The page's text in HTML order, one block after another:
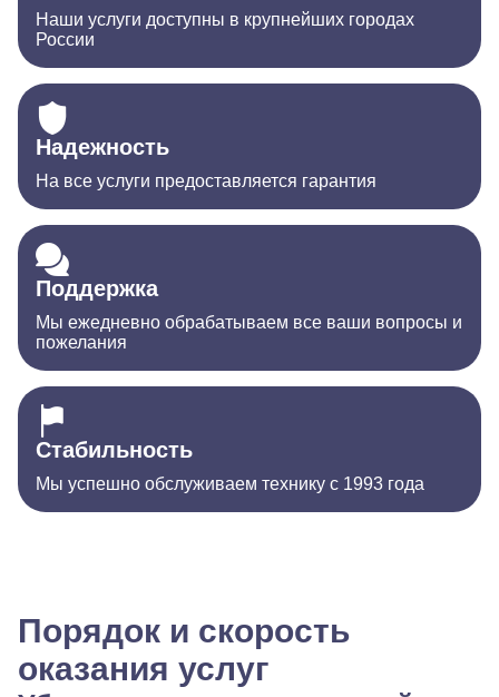
Наши услуги доступны в крупнейших городах
России
Надежность
На все услуги предоставляется гарантия
Поддержка
Мы ежедневно обрабатываем все ваши вопросы и
пожелания
Стабильность
Мы успешно обслуживаем технику с 1993 года
Порядок и скорость
оказания услуг